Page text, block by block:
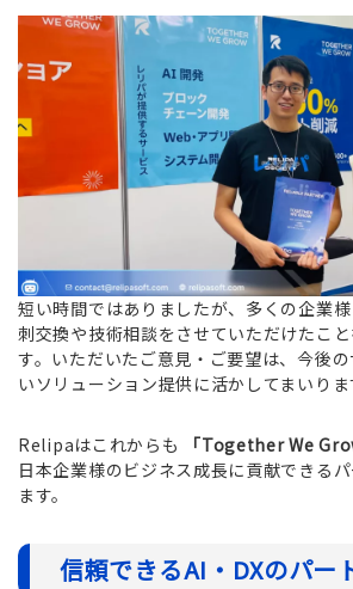
短い時間ではありましたが、多くの企業
刺交換や技術相談をさせていただけたこ
す。いただいたご意見・ご要望は、今後
いソリューション提供に活かしてまいりま
Relipaはこれからも 「Together We
日本企業様のビジネス成長に貢献できる
ます。
信頼できるAI・DXのパー